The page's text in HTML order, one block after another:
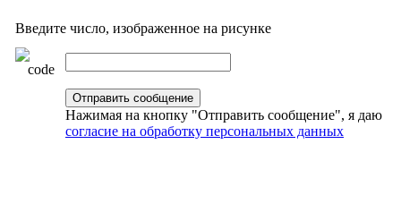
Введите число, изображенное на рисунке
Нажимая на кнопку "Отправить сообщение", я даю
согласие на обработку персональных данных